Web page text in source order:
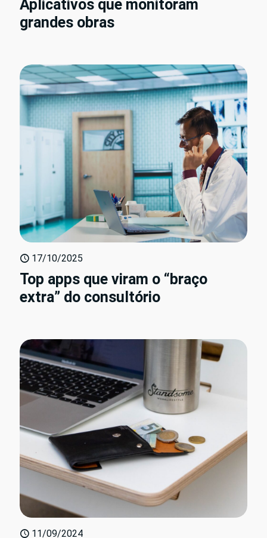
Aplicativos que monitoram
grandes obras
17/10/2025
Top apps que viram o “braço
extra” do consultório
11/09/2024